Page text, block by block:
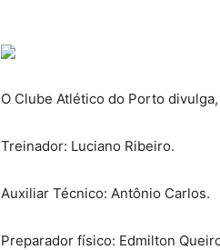
O Clube Atlético do Porto
Treinador: Luciano Ribeiro.
Auxiliar Técnico: Antônio Carlos.
Preparador físico: Edmilton